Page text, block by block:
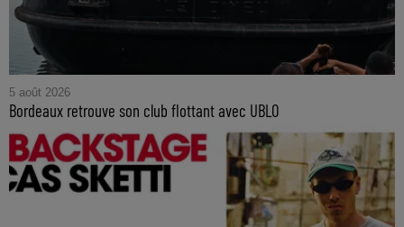
5 août 2026
Bordeaux retrouve son club flottant avec UBLO